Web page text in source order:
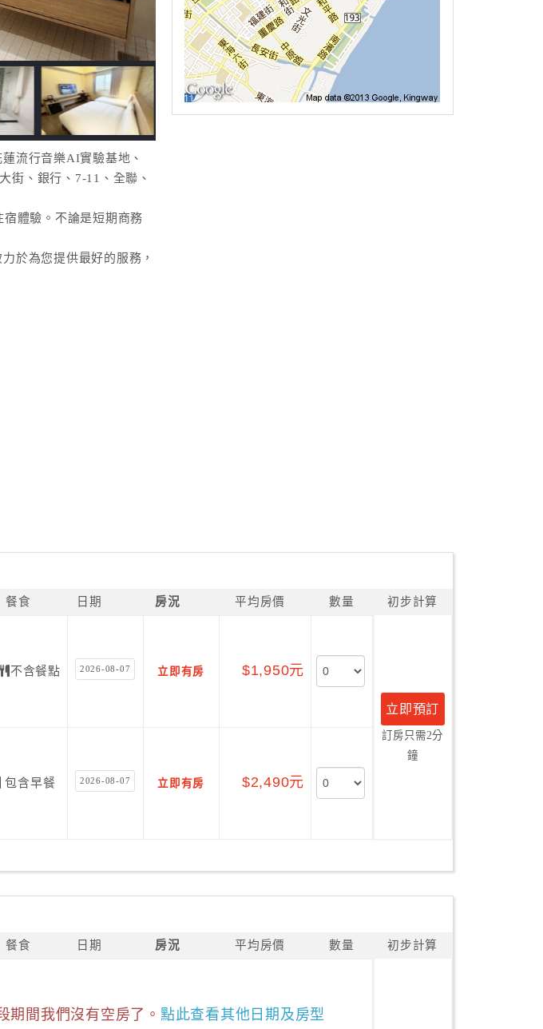
流行音樂AI實驗基地、
街、銀行、7-11、全聯、
體驗。不論是短期商務
於為您提供最好的服務，
餐食 日期 房況 平均房價 數量 初步計算
不含餐點 2026-08-07 立即有房 $1,950元
包含早餐 2026-08-07 立即有房 $2,490元
立即預訂
訂房只需2分
鐘
餐食 日期 房況 平均房價 數量 初步計算
期間我們沒有空房了。 點此查看其他日期及房型